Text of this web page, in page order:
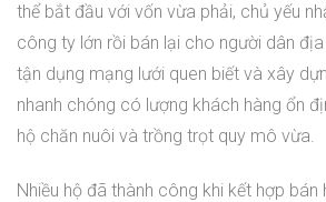
thể bắt đầu với vốn vừa phải, chủ yếu
công ty lớn rồi bán lại cho người dân
tận dụng mạng lưới quen biết và xây
nhanh chóng có lượng khách hàng ổn
hộ chăn nuôi và trồng trọt quy mô vừa.
Nhiều hộ đã thành công khi kết hợp bán